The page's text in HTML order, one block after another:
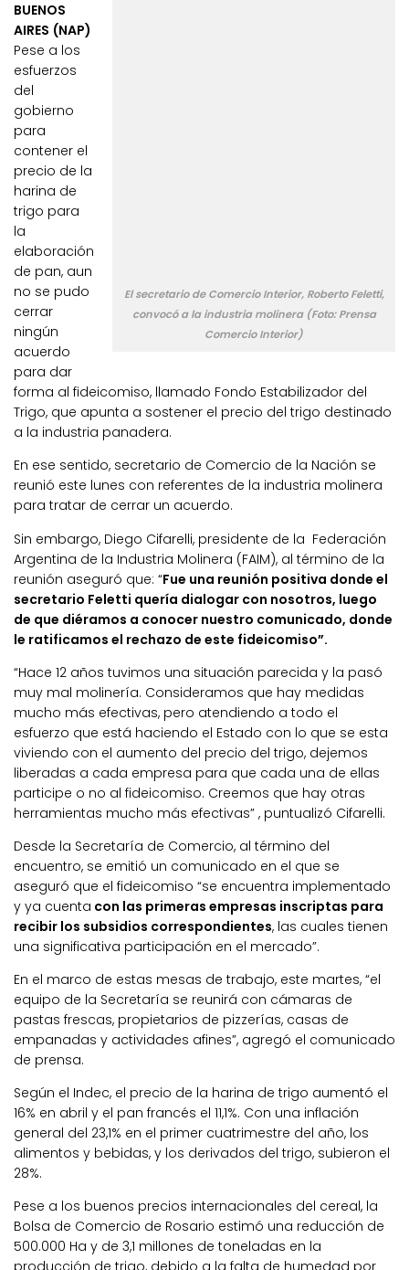
El secretario de Comercio Interior, Roberto Feletti,
convocó a la industria molinera (Foto: Prensa
Comercio Interior)
BUENOS
AIRES (NAP)
Pese a los
esfuerzos
del
gobierno
para
contener el
precio de la
harina de
trigo para
la
elaboración
de pan, aun
no se pudo
cerrar
ningún
acuerdo
para dar
forma al fideicomiso, llamado Fondo Estabilizador del
Trigo, que apunta a sostener el precio del trigo destinado
a la industria panadera.
En ese sentido, secretario de Comercio de la Nación se
reunió este lunes con referentes de la industria molinera
para tratar de cerrar un acuerdo.
Sin embargo, Diego Cifarelli, presidente de la Federación
Argentina de la Industria Molinera (FAIM), al término de la
reunión aseguró que: “Fue una reunión positiva donde el
secretario Feletti quería dialogar con nosotros, luego
de que diéramos a conocer nuestro comunicado, donde
le ratificamos el rechazo de este fideicomiso”.
“Hace 12 años tuvimos una situación parecida y la pasó
muy mal molinería. Consideramos que hay medidas
mucho más efectivas, pero atendiendo a todo el
esfuerzo que está haciendo el Estado con lo que se esta
viviendo con el aumento del precio del trigo, dejemos
liberadas a cada empresa para que cada una de ellas
participe o no al fideicomiso. Creemos que hay otras
herramientas mucho más efectivas” , puntualizó Cifarelli.
Desde la Secretaría de Comercio, al término del
encuentro, se emitió un comunicado en el que se
aseguró que el fideicomiso “se encuentra implementado
y ya cuenta con las primeras empresas inscriptas para
recibir los subsidios correspondientes, las cuales tienen
una significativa participación en el mercado”.
En el marco de estas mesas de trabajo, este martes, “el
equipo de la Secretaría se reunirá con cámaras de
pastas frescas, propietarios de pizzerías, casas de
empanadas y actividades afines”, agregó el comunicado
de prensa.
Según el Indec, el precio de la harina de trigo aumentó el
16% en abril y el pan francés el 11,1%. Con una inflación
general del 23,1% en el primer cuatrimestre del año, los
alimentos y bebidas, y los derivados del trigo, subieron el
28%.
Pese a los buenos precios internacionales del cereal, la
Bolsa de Comercio de Rosario estimó una reducción de
500.000 Ha y de 3,1 millones de toneladas en la
producción de trigo, debido a la falta de humedad por